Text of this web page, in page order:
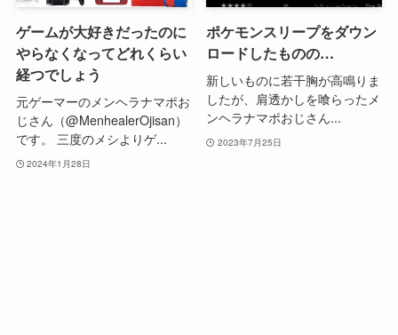
ゲームが大好きだったのに
やらなくなってどれくらい
経つでしょう
元ゲーマーのメンヘラナマポお
じさん（@MenhealerOjisan）
です。 三度のメシよりゲ...
2024年1月28日
ポケモンスリープをダウン
ロードしたものの…
新しいものに若干胸が高鳴りま
したが、肩透かしを喰らったメ
ンヘラナマポおじさん...
2023年7月25日